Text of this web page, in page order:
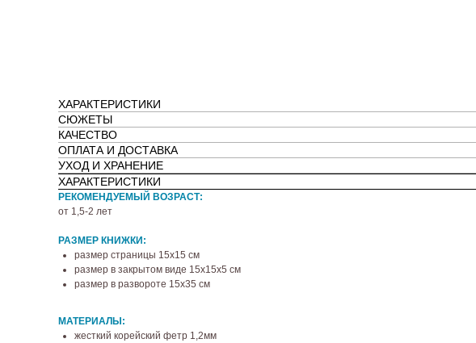
ХАРАКТЕРИСТИКИ
СЮЖЕТЫ
КАЧЕСТВО
ОПЛАТА И ДОСТАВКА
УХОД И ХРАНЕНИЕ
ХАРАКТЕРИСТИКИ
РЕКОМЕНДУЕМЫЙ ВОЗРАСТ:
от 1,5-2 лет
РАЗМЕР КНИЖКИ:
размер страницы 15х15 см
размер в закрытом виде 15х15х5 см
размер в развороте 15х35 см
МАТЕРИАЛЫ:
жесткий корейский фетр 1,2мм